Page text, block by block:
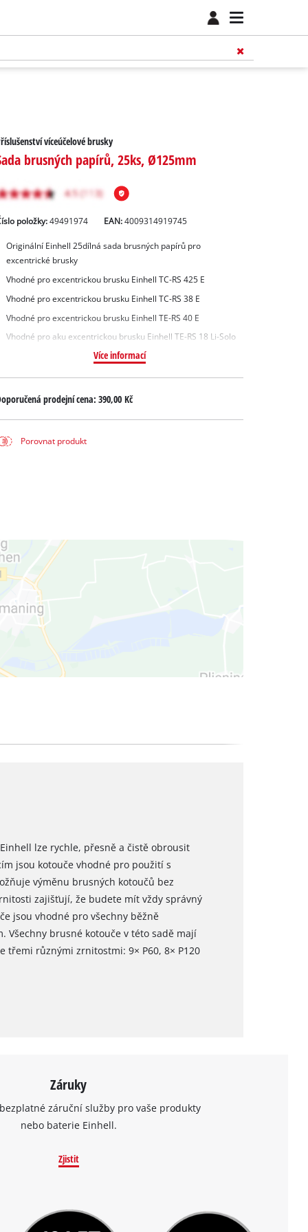
víceúčelové brusky
brusných papírů, 25ks, Ø125mm
položky: 49491974 EAN:4009314919745
Originální Einhell 25dílná sada brusných papírů pro
excentrické brusky
Vhodné pro excentrickou brusku Einhell TC-RS 425 E
Vhodné pro excentrickou brusku Einhell TC-RS 38 E
Vhodné pro excentrickou brusku Einhell TE-RS 40 E
Vhodné pro aku excentrickou brusku Einhell TE-RS 18 Li-Solo
Více informací
prodejní cena: 390,00 Kč
Porovnat produkt
lze rychle, přesně a čistě obrousit
jsou kotouče vhodné pro použití s
výměnu brusných kotoučů bez
zajišťují, že budete mít vždy správný
jsou vhodné pro všechny běžně
brusné kotouče v této sadě mají
třemi různými zrnitostmi: 9× P60, 8× P120
Záruky
záruční služby pro vaše produkty
nebo baterie Einhell.
Zjistit